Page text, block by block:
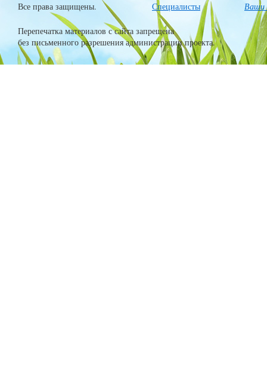
Все права защищены.
Специалисты
Ваши
Перепечатка материалов с сайта запрещена
без письменного разрешения администрации проекта.